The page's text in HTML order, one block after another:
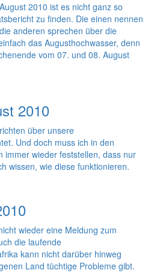
2010 ist es nicht ganz so
zu finden. Die einen nennen
anderen sprechen über die
das Augusthochwasser, denn
vom 07. und 08. August
2010
über unsere
Und doch muss ich in den
immer wieder feststellen, dass nur
wissen, wie diese funktionieren.
wieder eine Meldung zum
die laufende
kann nicht darüber hinweg
Land tüchtige Probleme gibt.